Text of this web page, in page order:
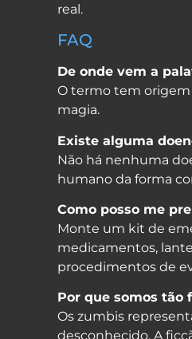
real.
FAQ
De onde vem a
O termo tem origem
magia.
Existe alguma
Não há nenhuma
humano da forma
Como posso me
Monte um kit de
medicamentos,
procedimentos de
Por que somos tão
Os zumbis
desconhecido. A